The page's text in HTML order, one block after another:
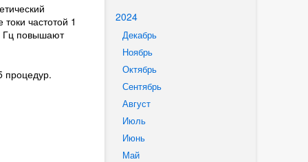
2024
Декабрь
Ноябрь
Октябрь
Сентябрь
Август
Июль
Июнь
Май
частотой 1
Гц повышают
процедур.